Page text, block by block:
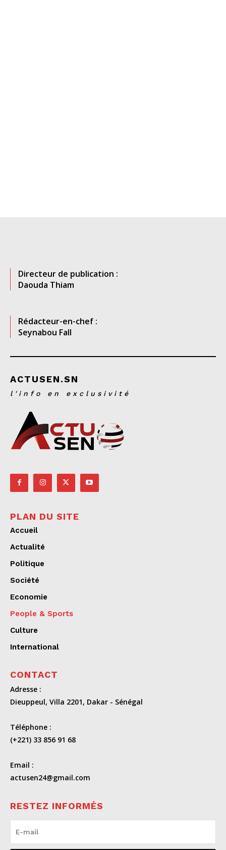
Directeur de publication :
Daouda Thiam
Rédacteur-en-chef :
Seynabou Fall
ACTUSEN.SN
l'info en exclusivité
PLAN DU SITE
Accueil
Actualité
Politique
Société
Economie
People & Sports
Culture
International
CONTACT
Adresse :
Dieuppeul, Villa 2201, Dakar - Sénégal
Téléphone :
(+221) 33 856 91 68
Email :
actusen24@gmail.com
RESTEZ INFORMÉS